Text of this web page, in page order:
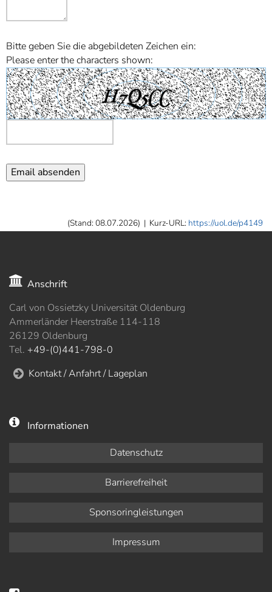
Bitte geben Sie die abgebildeten Zeichen ein:
Please enter the characters shown:
(Stand: 08.07.2026) | Kurz-URL: https://uol.de/p4149
Anschrift
Carl von Ossietzky Universität Oldenburg
Ammerländer Heerstraße 114-118
26129 Oldenburg
Tel. +49-(0)441-798-0
Kontakt / Anfahrt / Lageplan
Informationen
Datenschutz
Barrierefreiheit
Sponsoringleistungen
Impressum